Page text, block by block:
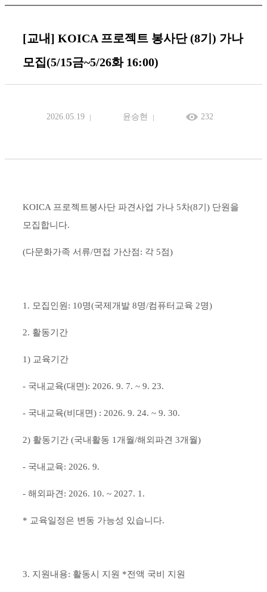
[교내] KOICA 프로젝트 봉사단 (8기) 가나
모집(5/15금~5/26화 16:00)
2026.05.19 윤승현 232
KOICA 프로젝트봉사단 파견사업 가나 5차(8기) 단원을
모집합니다.
(다문화가족 서류/면접 가산점: 각 5점)
1. 모집인원: 10명(국제개발 8명/컴퓨터교육 2명)
2. 활동기간
1) 교육기간
- 국내교육(대면): 2026. 9. 7. ~ 9. 23.
- 국내교육(비대면) : 2026. 9. 24. ~ 9. 30.
2) 활동기간 (국내활동 1개월/해외파견 3개월)
- 국내교육: 2026. 9.
- 해외파견: 2026. 10. ~ 2027. 1.
* 교육일정은 변동 가능성 있습니다.
3. 지원내용: 활동시 지원 *전액 국비 지원